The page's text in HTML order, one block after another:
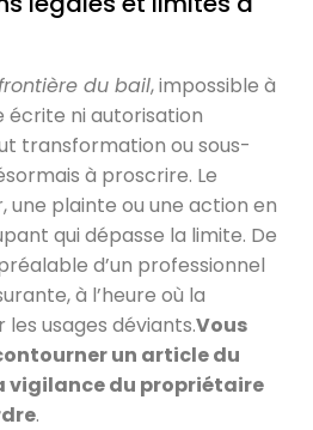
du bail, impossible à
ni autorisation
transformation ou sous-
à proscrire. Le
une plainte ou une action en
qui dépasse la limite. De
d’un professionnel
à l’heure où la
usages déviants.Vous
un article du
vigilance du propriétaire
.